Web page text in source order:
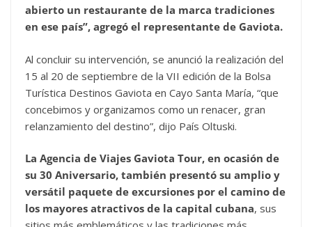
abierto un restaurante de la marca tradiciones
en ese país”, agregó el representante de Gaviota.
Al concluir su intervención, se anunció la realización del
15 al 20 de septiembre de la VII edición de la Bolsa
Turística Destinos Gaviota en Cayo Santa María, “que
concebimos y organizamos como un renacer, gran
relanzamiento del destino”, dijo País Oltuski.
La Agencia de Viajes Gaviota Tour, en ocasión de
su 30 Aniversario, también presentó su amplio y
versátil paquete de excursiones por el camino de
los mayores atractivos de la capital cubana, sus